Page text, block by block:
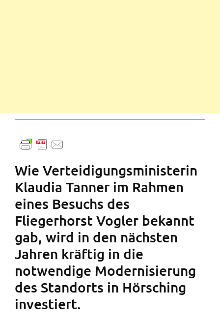
Wie Verteidigungsministerin
Klaudia Tanner im Rahmen
eines Besuchs des
Fliegerhorst Vogler bekannt
gab, wird in den nächsten
Jahren kräftig in die
notwendige Modernisierung
des Standorts in Hörsching
investiert.